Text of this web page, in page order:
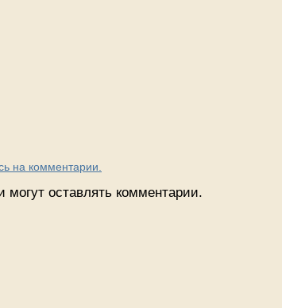
на комментарии.
могут оставлять комментарии.